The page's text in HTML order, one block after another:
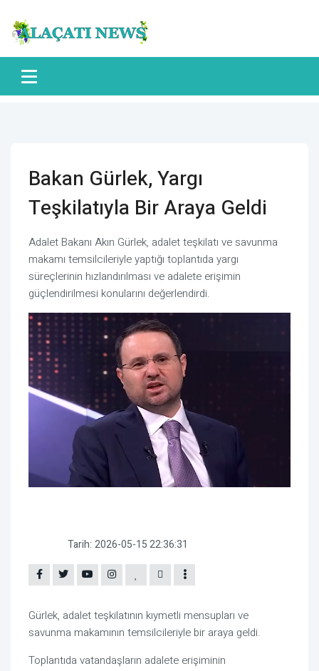
Bakan Gürlek, Yargı
Teşkilatıyla Bir Araya Geldi
Adalet Bakanı Akın Gürlek, adalet teşkilatı ve savunma
makamı temsilcileriyle yaptığı toplantıda yargı
süreçlerinin hızlandırılması ve adalete erişimin
güçlendirilmesi konularını değerlendirdi.
Tarih: 2026-05-15 22:36:31
Gürlek, adalet teşkilatının kıymetli mensupları ve
savunma makamının temsilcileriyle bir araya geldi.
Toplantıda vatandaşların adalete erişiminin